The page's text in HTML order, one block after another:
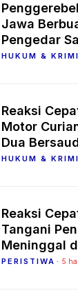
Jawa
Pengedar
HUKUM &
Reaksi
Motor
Dua
HUKUM &
Reaksi
Tangani
Meninggal
PERISTIWA 5